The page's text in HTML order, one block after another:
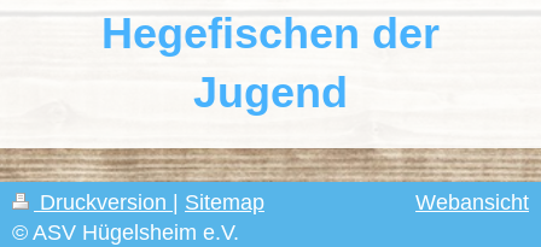
Hegefischen der
Jugend
Druckversion | Sitemap
© ASV Hügelsheim e.V.
Webansicht